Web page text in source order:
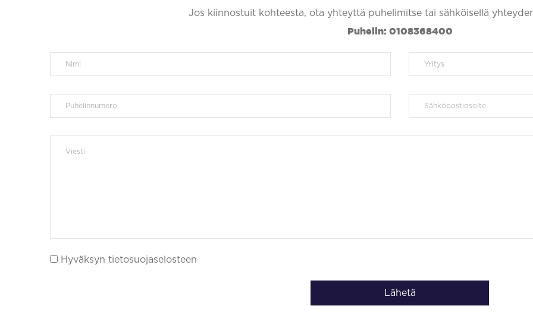
Jos kiinnostuit kohteesta, ota yhteyttä puhelimitse tai sähköisellä
Puhelin: 0108368400
Hyväksyn tietosuojaselosteen
Lähetä